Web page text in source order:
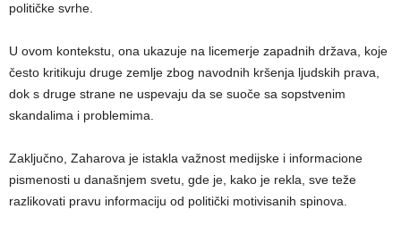
političke svrhe.
U ovom kontekstu, ona ukazuje na licemerje zapadnih država, koje
često kritikuju druge zemlje zbog navodnih kršenja ljudskih prava,
dok s druge strane ne uspevaju da se suoče sa sopstvenim
skandalima i problemima.
Zaključno, Zaharova je istakla važnost medijske i informacione
pismenosti u današnjem svetu, gde je, kako je rekla, sve teže
razlikovati pravu informaciju od politički motivisanih spinova.